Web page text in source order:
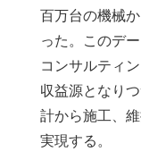
百万台の機械
った。このデ
コンサルティ
収益源となりつ
計から施工、
実現する。